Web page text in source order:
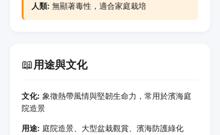
人類: 無顯著毒性，適合家庭栽培
📖用途與文化
文化: 象徵熱帶風情與堅韌生命力，常用於濱海庭
院造景
用途: 庭院造景、大型盆栽觀賞、濱海防護綠化